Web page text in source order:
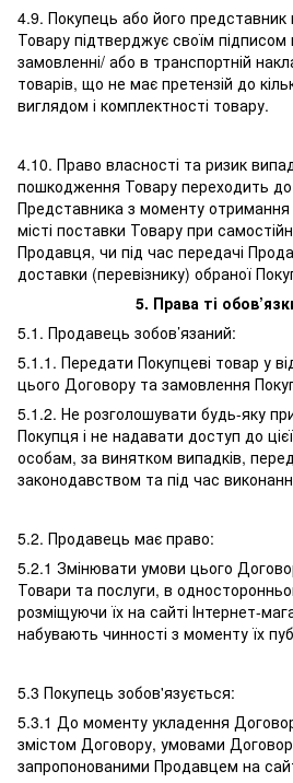
4.9. Покупець або його представник
Товару підтверджує своїм
замовленні/ або в транспортній
товарів, що не має претензій до
виглядом і комплектності товару.
4.10. Право власності та ризик
пошкодження Товару переходить
Представника з моменту
місті поставки Товару при
Продавця, чи під час передачі
доставки (перевізнику) обраної
5. Права ті
5.1. Продавець зобов’язаний:
5.1.1. Передати Покупцеві товар у
цього Договору та замовлення
5.1.2. Не розголошувати будь-яку
Покупця і не надавати доступ до
особам, за винятком випадків,
законодавством та під час
5.2. Продавець має право:
5.2.1 Змінювати умови цього
Товари та послуги, в
розміщуючи їх на сайті Інтернет-
набувають чинності з моменту їх
5.3 Покупець зобов'язується:
5.3.1 До моменту укладення
змістом Договору, умовами
запропонованими Продавцем на